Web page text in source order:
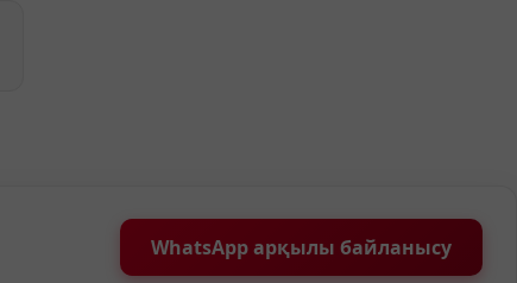
WhatsApp арқылы байланысу